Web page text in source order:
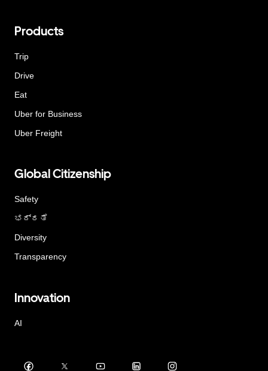
Products
Trip
Drive
Eat
Uber for Business
Uber Freight
Global Citizenship
Safety
ಭದ್ರತೆ
Diversity
Transparency
Innovation
AI